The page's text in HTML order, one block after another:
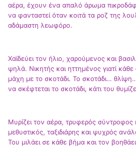
αέρα, έχουν ένα απαλό άρωμα
να φανταστεί όταν κοιτά τα ροζ της
αδάμαστη λεωφόρο.
Χαϊδεύει τον ήλιο, χαρούμενος και
ψηλά. Νικητής και ηττημένος γιατί κάθε
μάχη με το σκοτάδι. Το σκοτάδι…
να σκέφτεται το σκοτάδι, κάτι του
Μυρίζει τον αέρα, τρυφερός σύντροφος
μεθυστικός, ταξιδιάρης και ψυχρός
Του μιλάει σε κάθε βήμα και τον